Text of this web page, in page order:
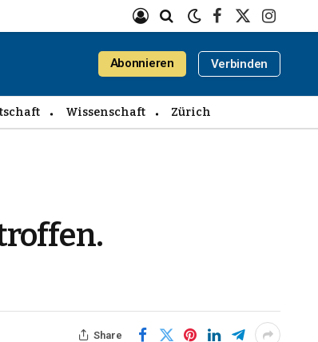
Facebook
X
Abonnieren Verbinden
Wissenschaft Zürich
Share